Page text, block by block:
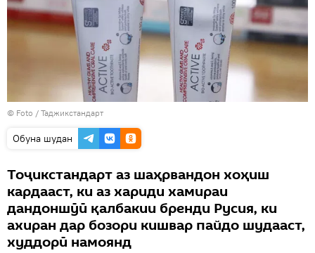
© Foto / Таджикстандарт
Обуна шудан
Тоҷикстандарт аз шаҳрвандон хоҳиш
кардааст, ки аз хариди хамираи
дандоншӯӣ қалбакии бренди Русия, ки
ахиран дар бозори кишвар пайдо шудааст,
худдорӣ намоянд